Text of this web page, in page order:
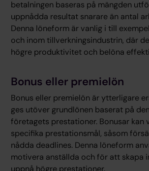
betalningen baseras på mängden
uppnådda resultat snarare än antal
Denna löneform är vanlig i till
och inom tillverkningsindustrin, där
högre produktivitet och belöna
Bonus eller premielön
Bonus eller premielön är ytterligare
ges utöver grundlönen baserat på
företagets prestationer. Bonusar kan
specifika prestationsmål, såsom
nådda deadlines. Denna löneform
motivera anställda och för att skapa
uppnå högre prestationer.